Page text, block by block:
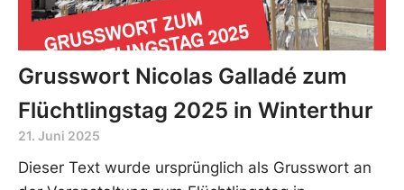
Grusswort Nicolas Galladé zum
Flüchtlingstag 2025 in Winterthur
21. Juni 2025
Dieser Text wurde ursprünglich als Grusswort an